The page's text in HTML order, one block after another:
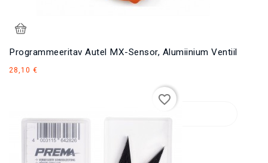
Programmeeritav Autel MX-Sensor, Alumiinium Ventiil
28,10 €
favorite_border